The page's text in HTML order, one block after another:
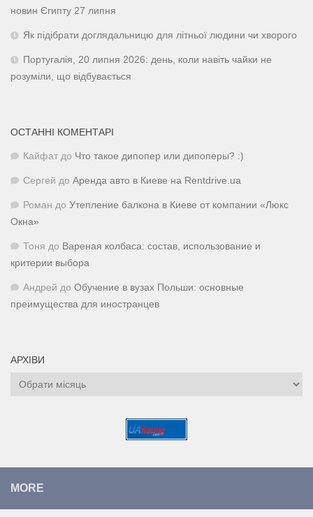
новин Єгипту 27 липня
Як підібрати доглядальницю для літньої людини чи хворого
Португалія, 20 липня 2026: день, коли навіть чайки не
розуміли, що відбувається
ОСТАННІ КОМЕНТАРІ
Кайфат до Что такое дипопер или дипоперы? :)
Сергей до Аренда авто в Киеве на Rentdrive.ua
Роман до Утепление балкона в Киеве от компании «Люкс
Окна»
Тоня до Вареная колбаса: состав, использование и
критерии выбора
Андрей до Обучение в вузах Польши: основные
преимущества для иностранцев
АРХІВИ
Архіви
MORE